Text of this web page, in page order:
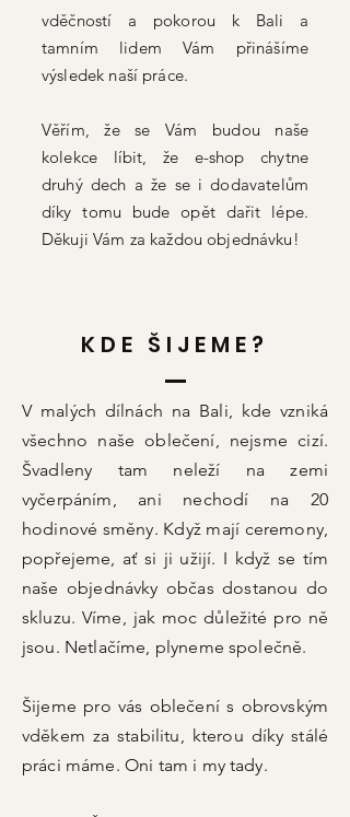
vděčností a pokorou k Bali a
tamním lidem Vám přinášíme
výsledek naší práce.
Věřím, že se Vám budou naše
kolekce líbit, že e-shop chytne
druhý dech a že se i dodavatelům
díky tomu bude opět dařit lépe.
Děkuji Vám za každou objednávku!
KDE ŠIJEME?
V malých dílnách na Bali, kde vzniká
všechno naše oblečení, nejsme cizí.
Švadleny tam neleží na zemi
vyčerpáním, ani nechodí na 20
hodinové směny. Když mají ceremony,
popřejeme, ať si ji užijí. I když se tím
naše objednávky občas dostanou do
skluzu. Víme, jak moc důležité pro ně
jsou. Netlačíme, plyneme společně.
Šijeme pro vás oblečení s obrovským
vděkem za stabilitu, kterou díky stálé
práci máme. Oni tam i my tady.